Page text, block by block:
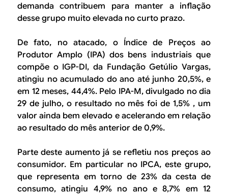
demanda contribuem para manter a inflação
desse grupo muito elevada no curto prazo.
De fato, no atacado, o Índice de Preços ao
Produtor Amplo (IPA) dos bens industriais que
compõe o IGP-DI, da Fundação Getúlio Vargas,
atingiu no acumulado do ano até junho 20,5%, e
em 12 meses, 44,4%. Pelo IPA-M, divulgado no dia
29 de julho, o resultado no mês foi de 1,5% , um
valor ainda bem elevado e acelerando em relação
ao resultado do mês anterior de 0,9%.
Parte deste aumento já se refletiu nos preços ao
consumidor. Em particular no IPCA, este grupo,
que representa em torno de 23% da cesta de
consumo, atingiu 4,9% no ano e 8,7% em 12